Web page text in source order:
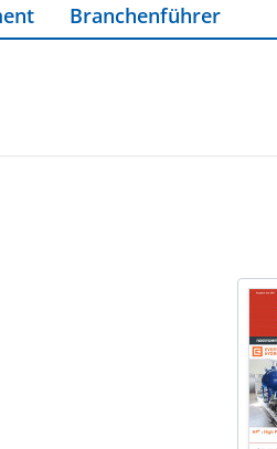
Branchenführer